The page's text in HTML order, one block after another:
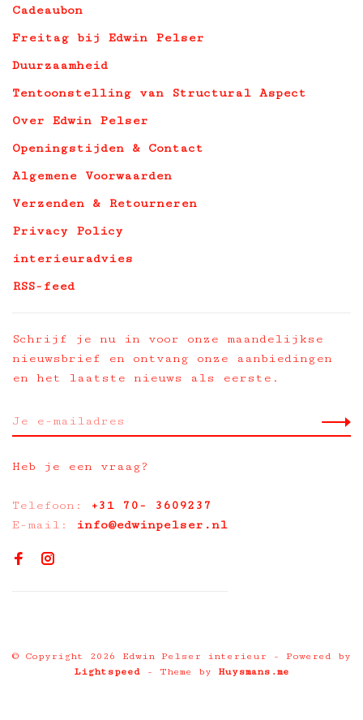
Cadeaubon
Freitag bij Edwin Pelser
Duurzaamheid
Tentoonstelling van Structural Aspect
Over Edwin Pelser
Openingstijden & Contact
Algemene Voorwaarden
Verzenden & Retourneren
Privacy Policy
interieuradvies
RSS-feed
Schrijf je nu in voor onze maandelijkse
nieuwsbrief en ontvang onze aanbiedingen
en het laatste nieuws als eerste.
Heb je een vraag?
Telefoon: +31 70- 3609237
E-mail:
info@edwinpelser.nl
© Copyright 2026 Edwin Pelser interieur
- Powered by
Lightspeed- Theme by Huysmans.me